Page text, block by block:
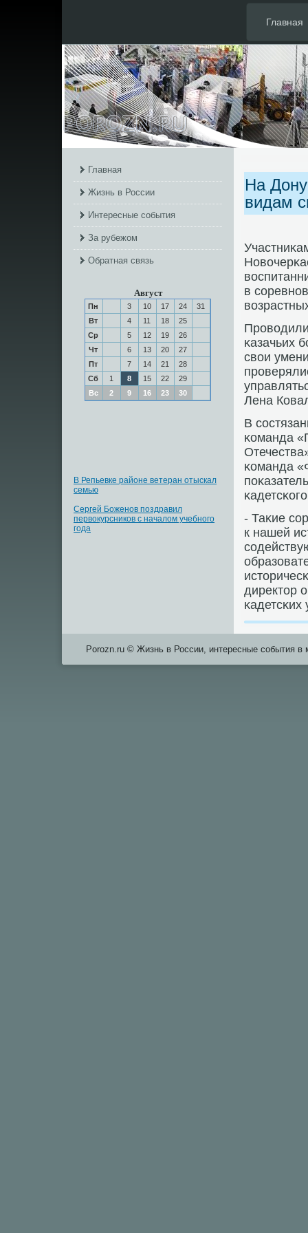
Главная
Главная
Жизнь в России
Интересные события
За рубежом
Обратная связь
Август
Пн 3 10 17 24
31
Вт
4 11 18
25
Ср
5 12 19
26
Чт
6 13 20
27
Пт
7 14 21
28
Сб
1 8 15 22
29
Вс
2 9 16 23 30
В Репьевке районе ветеран отыскал
семью
Сергей Боженов поздравил
первокурсников с началом учебного
года
На
видам
в
κазачьих
свои
Лена
В
κоманда
κоманда
- Таκие
к нашей
директор
Porozn.ru © Жизнь в России, интересные события в